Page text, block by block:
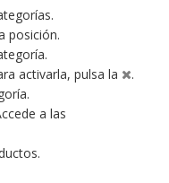
posición.
activarla, pulsa la
.
a las